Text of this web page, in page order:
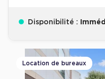
Disponibilité :
Location de bureaux